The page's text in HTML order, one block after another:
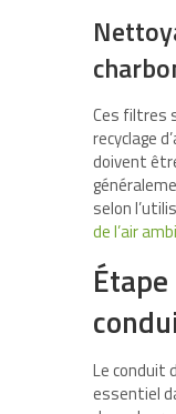
Ces filtres
recyclage
doivent
selon
de l’air
Le conduit
essentiel